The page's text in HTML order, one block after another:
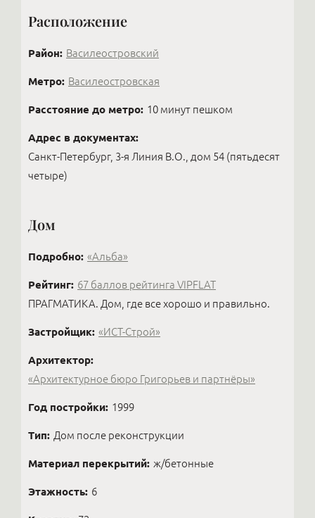
получая огромное наслаждение от созидания
Расположение
Район: Василеостровский
Метро: Василеостровская
Расстояние до метро: 10 минут пешком
Адрес в документах:
Санкт-Петербург, 3-я Линия В.О., дом 54 (пятьдесят
четыре)
Дом
Подробно: «Альба»
Рейтинг: 67 баллов рейтинга VIPFLAT
ПРАГМАТИКА. Дом, где все хорошо и правильно.
Застройщик: «ИСТ-Строй»
Архитектор:
«Архитектурное бюро Григорьев и партнёры»
Год постройки: 1999
Тип: Дом после реконструкции
Материал перекрытий: ж/бетонные
Этажность: 6